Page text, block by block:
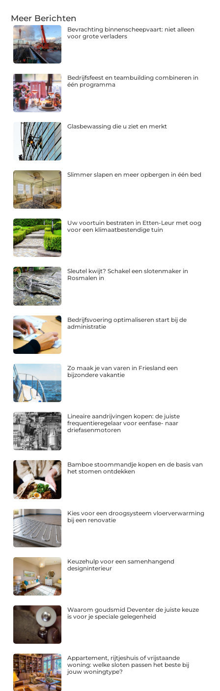
Meer Berichten
Bevrachting binnenscheepvaart: niet alleen
voor grote verladers
Bedrijfsfeest en teambuilding combineren in
één programma
Glasbewassing die u ziet en merkt
Slimmer slapen en meer opbergen in één bed
Uw voortuin bestraten in Etten-Leur met oog
voor een klimaatbestendige tuin
Sleutel kwijt? Schakel een slotenmaker in
Rosmalen in
Bedrijfsvoering optimaliseren start bij de
administratie
Zo maak je van varen in Friesland een
bijzondere vakantie
Lineaire aandrijvingen kopen: de juiste
frequentieregelaar voor eenfase- naar
driefasenmotoren
Bamboe stoommandje kopen en de basis van
het stomen ontdekken
Kies voor een droogsysteem vloerverwarming
bij een renovatie
Keuzehulp voor een samenhangend
designinterieur
Waarom goudsmid Deventer de juiste keuze
is voor je speciale gelegenheid
Appartement, rijtjeshuis of vrijstaande
woning: welke sloten passen het beste bij
jouw woningtype?